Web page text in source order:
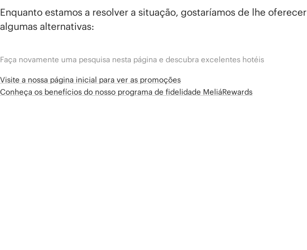
Enquanto estamos a resolver a situação, gostaríamos de lhe oferecer
algumas alternativas:
Faça novamente uma pesquisa nesta página e descubra excelentes hotéis
Visite a nossa página inicial para ver as promoções
Conheça os benefícios do nosso programa de fidelidade MeliáRewards